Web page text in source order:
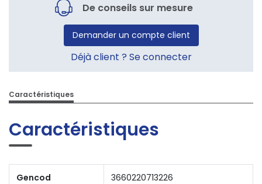
De conseils sur mesure
Demander un compte client
Déjà client ? Se connecter
Caractéristiques
Caractéristiques
Gencod 3660220713226